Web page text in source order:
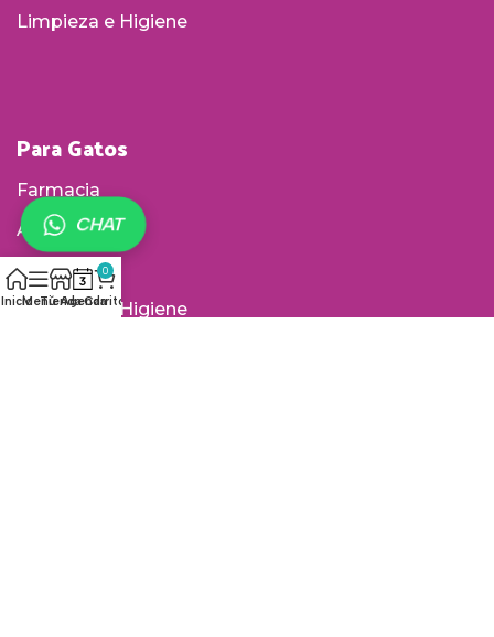
Limpieza e Higiene
Para Gatos
Farmacia
Alimentos
Accesorios
Limpieza e Higiene
CHAT
InicioMenúTiendaAgenda
0
Carrito